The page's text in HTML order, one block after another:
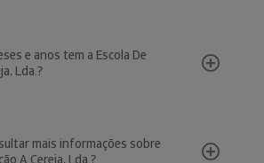
e anos tem a Escola De
Lda.?
mais informações sobre
A Cereja, Lda.?